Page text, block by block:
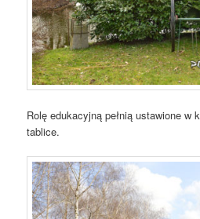
Rolę edukacyjną pełnią ustawione w
tablice.